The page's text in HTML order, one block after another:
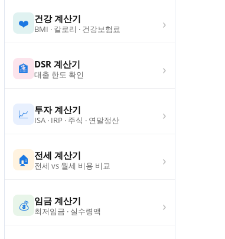
❤️ 건강 계산기
BMI · 칼로리 · 건강보험료 ›
🏦 DSR 계산기
대출 한도 확인 ›
📈 투자 계산기
ISA · IRP · 주식 · 연말정산 ›
🏠 전세 계산기
전세 vs 월세 비용 비교 ›
💰 임금 계산기
최저임금 · 실수령액 ›